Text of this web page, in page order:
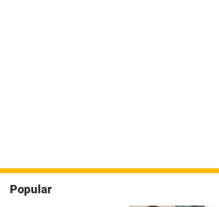
Popular